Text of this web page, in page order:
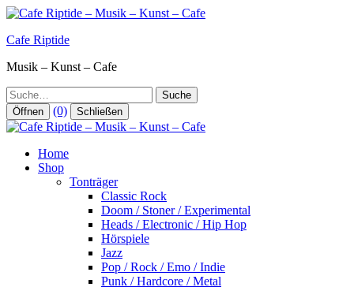
Zum
springen
Cafe Riptide
Musik – Kunst – Cafe
Suche
Öffnen (0) Schließen
Home
Shop
Tonträger
Classic Rock
Doom / Stoner / Experimental
Heads / Electronic / Hip Hop
Hörspiele
Jazz
Pop / Rock / Emo / Indie
Punk / Hardcore / Metal